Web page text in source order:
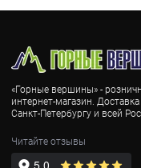
«Горные вершины» -
интернет-магазин.
Санкт-Петербургу и всей
Читайте отзывы